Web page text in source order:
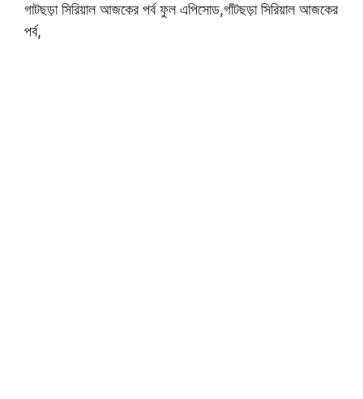
গাটছড়া সিরিয়াল আজকের পর্ব ফুল এপিসোড,গাঁটছড়া সিরিয়াল আজকের
পর্ব,